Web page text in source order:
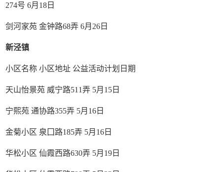
274号 6月18日
剑河家苑 金钟路68弄 6月26日
新泾镇
小区名称 小区地址 公益活动计划日期
天山怡景苑 威宁路511弄 5月15日
宁熙苑 通协路355弄 5月16日
金菊小区 泉囗路185弄 5月16日
华松小区 仙霞西路630弄 5月19日